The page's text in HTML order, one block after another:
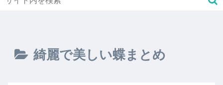
綺麗で美しい蝶まとめ